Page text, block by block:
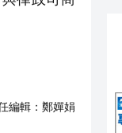
編輯： 鄭嬋娟